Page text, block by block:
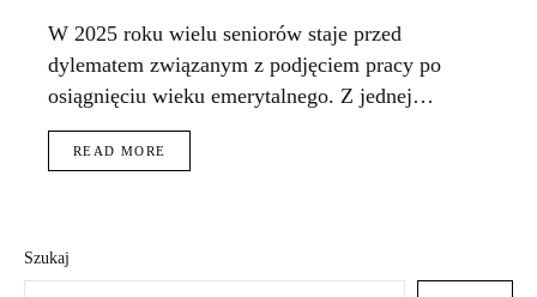
W 2025 roku wielu seniorów staje przed
dylematem związanym z podjęciem pracy po
osiągnięciu wieku emerytalnego. Z jednej…
READ MORE
Szukaj